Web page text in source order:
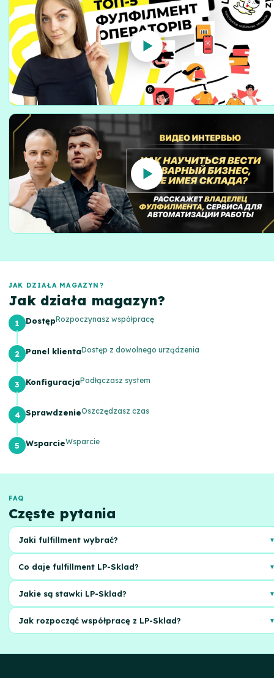
JAK DZIAŁA MAGAZYN?
Jak działa magazyn?
DostępRozpoczynasz współpracę
Panel klientaDostęp z dowolnego urządzenia
KonfiguracjaPodłączasz system
SprawdzenieOszczędzasz czas
WsparcieWsparcie
FAQ
Częste pytania
Jaki fulfillment wybrać?
dobrą reputacją. Oceń potrzeby Twojej firmy
Co daje fulfillment LP-Sklad?
zamówień. Automatyzacja procesów i integracja z Twoim sklepem
Jakie są stawki LP-Sklad?
Skontaktuj się z nami, aby uzyskać indywidualną ofertę
Jak rozpocząć współpracę z LP-Sklad?
pomoże skonfigurować integrację i rozpocząć pracę